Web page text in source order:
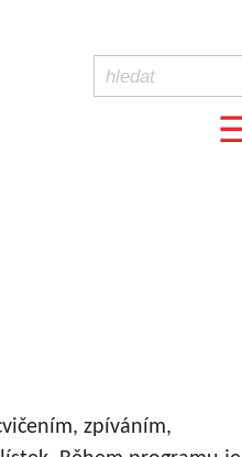
zpíváním,